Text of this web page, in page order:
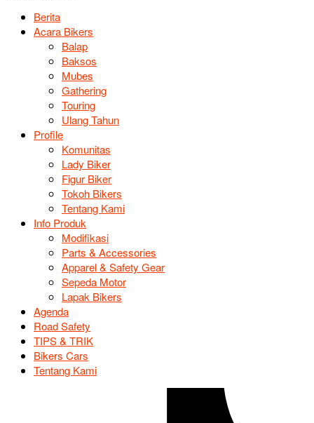
Berita
Acara Bikers
Balap
Baksos
Mubes
Gathering
Touring
Ulang Tahun
Profile
Komunitas
Lady Biker
Figur Biker
Tokoh Bikers
Tentang Kami
Info Produk
Modifikasi
Parts & Accessories
Apparel & Safety Gear
Sepeda Motor
Lapak Bikers
Agenda
Road Safety
TIPS & TRIK
Bikers Cars
Tentang Kami